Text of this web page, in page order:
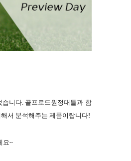
니다. 골프로드원정대들과 함
서 분석해주는 제품이랍니다!
요~